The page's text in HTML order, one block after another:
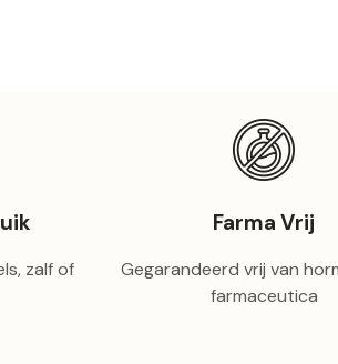
zalf of
Farma Vrij
Gegarandeerd vrij van
farmaceutica